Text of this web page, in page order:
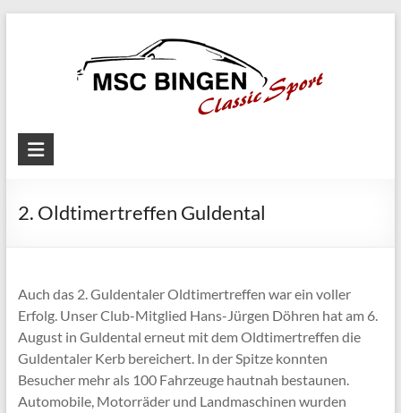
MSC
Classic
2. Oldtimertreffen Guldental
Auch das 2. Guldentaler Oldtimertreffen war ein voller
Erfolg. Unser Club-Mitglied Hans-Jürgen Döhren hat am 6.
August in Guldental erneut mit dem Oldtimertreffen die
Guldentaler Kerb bereichert. In der Spitze konnten
Besucher mehr als 100 Fahrzeuge hautnah bestaunen.
Automobile, Motorräder und Landmaschinen wurden